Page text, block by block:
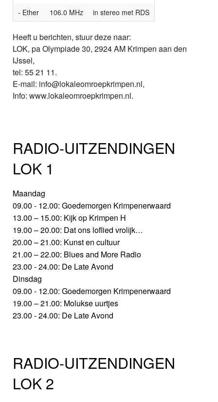
- Ether
106.0 MHz in stereo met RDS
Heeft u berichten, stuur deze naar:
LOK, pa Olympiade 30, 2924 AM Krimpen aan den
IJssel,
tel: 55 21 11.
E-mail: info@lokaleomroepkrimpen.nl,
Info: www.lokaleomroepkrimpen.nl.
RADIO-UITZENDINGEN
LOK 1
Maandag
09.00 - 12.00: Goedemorgen Krimpenerwaard
13.00 – 15.00: Kijk op Krimpen H
19.00 – 20.00: Dat ons loflied vrolijk…
20.00 – 21.00: Kunst en cultuur
21.00 – 22.00: Blues and More Radio
23.00 - 24.00: De Late Avond
Dinsdag
09.00 - 12.00: Goedemorgen Krimpenerwaard
19.00 – 21.00: Molukse uurtjes
23.00 - 24.00: De Late Avond
RADIO-UITZENDINGEN
LOK 2